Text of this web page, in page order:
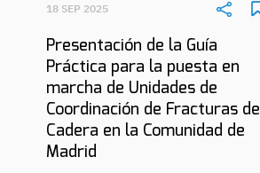
18 SEP 2025
Presentación de la Guía
Práctica para la puesta en
marcha de Unidades de
Coordinación de Fracturas de
Cadera en la Comunidad de
Madrid